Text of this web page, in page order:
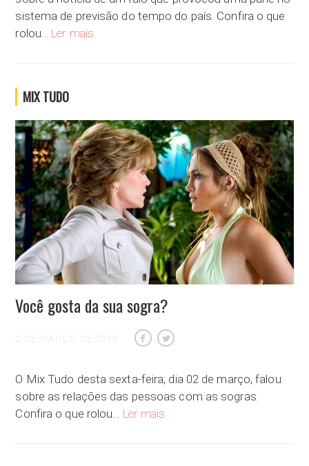
sistema de previsão do tempo do país. Confira o que
rolou… Ler mais
MIX TUDO
Você gosta da sua sogra?
2 DE MARÇO DE 2018
O Mix Tudo desta sexta-feira, dia 02 de março, falou
sobre as relações das pessoas com as sogras.
Confira o que rolou… Ler mais